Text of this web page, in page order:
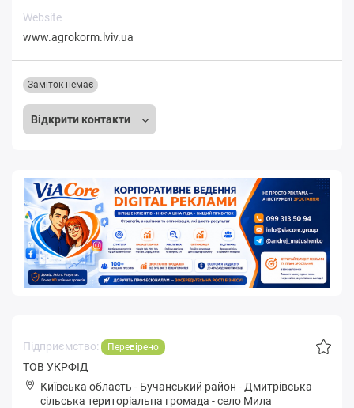
Website
www.agrokorm.lviv.ua
Відкрити контакти
Заміток немає
Підприємство: Перевірено
ТОВ УКРФІД
Київська область - Бучанський район - Дмитpівськa
сільська територіальна громада -село Мила